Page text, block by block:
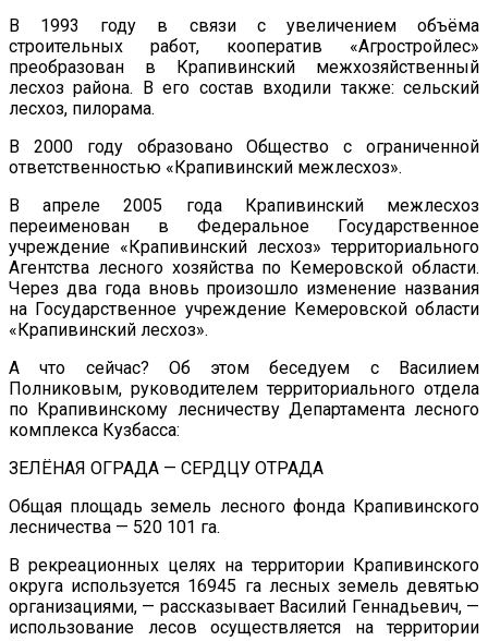
В 1993 году в связи с увеличением объёма
строительных работ, кооператив «Агростройлес»
преобразован в Крапивинский межхозяйственный
лесхоз района. В его состав входили также: сельский
лесхоз, пилорама.
В 2000 году образовано Общество с ограниченной
ответственностью «Крапивинский межлесхоз».
В апреле 2005 года Крапивинский межлесхоз
переименован в Федеральное Государственное
учреждение «Крапивинский лесхоз» территориального
Агентства лесного хозяйства по Кемеровской области.
Через два года вновь произошло изменение названия
на Государственное учреждение Кемеровской области
«Крапивинский лесхоз».
А что сейчас? Об этом беседуем с Василием
Полниковым, руководителем территориального отдела
по Крапивинскому лесничеству Департамента лесного
комплекса Кузбасса:
ЗЕЛЁНАЯ ОГРАДА — СЕРДЦУ ОТРАДА
Общая площадь земель лесного фонда Крапивинского
лесничества — 520 101 га.
В рекреационных целях на территории Крапивинского
округа используется 16945 га лесных земель девятью
организациями, — рассказывает Василий Геннадьевич, —
использование лесов осуществляется на территории